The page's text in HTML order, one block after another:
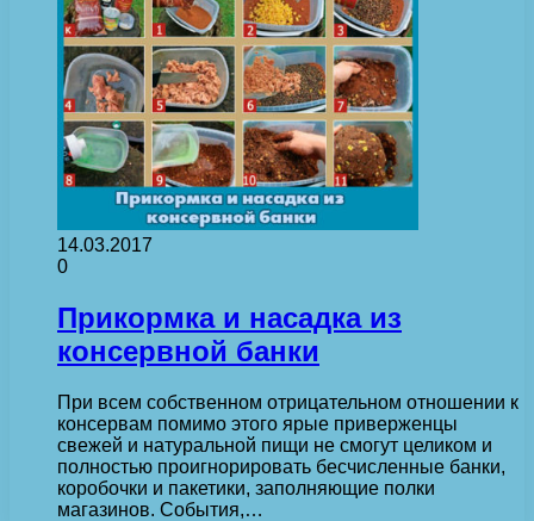
14.03.2017
0
Прикормка и насадка из
консервной банки
При всем собственном отрицательном отношении к
консервам помимо этого ярые приверженцы
свежей и натуральной пищи не смогут целиком и
полностью проигнорировать бесчисленные банки,
коробочки и пакетики, заполняющие полки
магазинов. События,…